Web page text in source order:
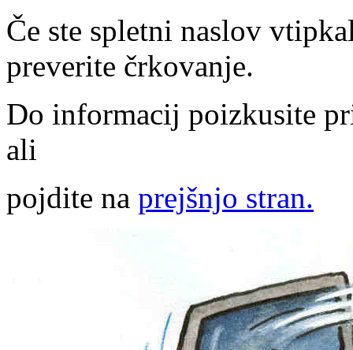
Če ste spletni naslov
preverite črkovanje.
Do informacij poizkusite
ali
pojdite na prejšnjo stran.